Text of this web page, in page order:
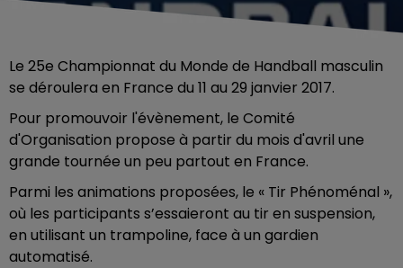
Le 25e Championnat du Monde de Handball masculin
se déroulera en France du 11 au 29 janvier 2017.
Pour promouvoir l'évènement, le Comité
d'Organisation propose à partir du mois d'avril une
grande tournée un peu partout en France.
Parmi les animations proposées, le « Tir Phénoménal »,
où les participants s’essaieront au tir en suspension,
en utilisant un trampoline, face à un gardien
automatisé.